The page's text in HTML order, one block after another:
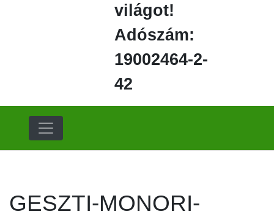
világot!
Adószám:
19002464-2-
42
GESZTI-MONORI-